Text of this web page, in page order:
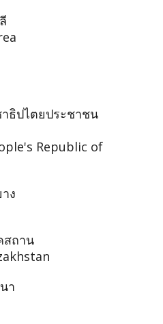
ธิปไตยประชาชน
Republic of
ง
สถาน
า